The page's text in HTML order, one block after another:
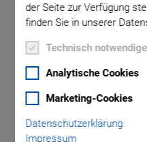
der Seite zur Verfügung
finden Sie in unserer
Technisch
Analytische Cookies
Marketing-Cookies
Datenschutzerklärung
Impressum